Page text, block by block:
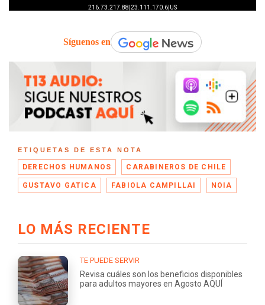
Síguenos en
ETIQUETAS DE ESTA NOTA
DERECHOS HUMANOS CARABINEROS DE CHILE
GUSTAVO GATICA FABIOLA CAMPILLAI NOIA
LO MÁS RECIENTE
TE PUEDE SERVIR
Revisa cuáles son los beneficios disponibles
para adultos mayores en Agosto AQUÍ